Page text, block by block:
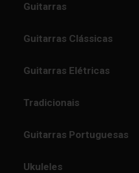
Guitarras
Guitarras Clássicas
Guitarras Elétricas
Tradicionais
Guitarras Portuguesas
Ukuleles